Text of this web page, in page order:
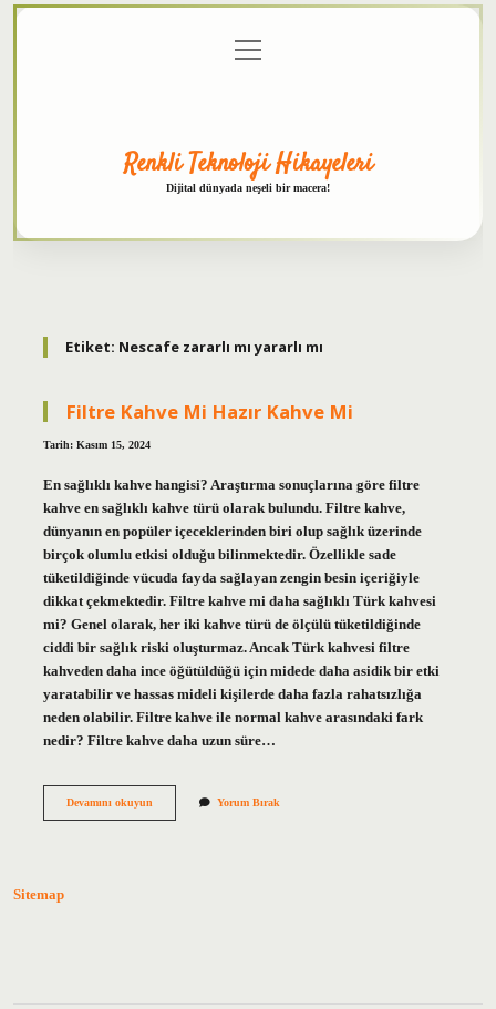
menüyü
aç
Renkli Teknoloji Hikayeleri
Dijital dünyada neşeli bir macera!
Etiket: Nescafe zararlı mı yararlı mı
Filtre Kahve Mi Hazır Kahve Mi
Tarih: Kasım 15, 2024
En sağlıklı kahve hangisi? Araştırma sonuçlarına göre filtre
kahve en sağlıklı kahve türü olarak bulundu. Filtre kahve,
dünyanın en popüler içeceklerinden biri olup sağlık üzerinde
birçok olumlu etkisi olduğu bilinmektedir. Özellikle sade
tüketildiğinde vücuda fayda sağlayan zengin besin içeriğiyle
dikkat çekmektedir. Filtre kahve mi daha sağlıklı Türk kahvesi
mi? Genel olarak, her iki kahve türü de ölçülü tüketildiğinde
ciddi bir sağlık riski oluşturmaz. Ancak Türk kahvesi filtre
kahveden daha ince öğütüldüğü için midede daha asidik bir etki
yaratabilir ve hassas mideli kişilerde daha fazla rahatsızlığa
neden olabilir. Filtre kahve ile normal kahve arasındaki fark
nedir? Filtre kahve daha uzun süre…
Devamını okuyunFiltre
Yorum Bırak
Sitemap